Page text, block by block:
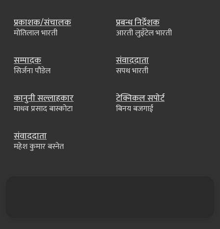
प्रकाशक/संचालक
मोतिलाल भारती
प्रबन्ध निर्देशक
आरती लुइँटेल भारती
सम्पादक
सिर्जना पौडेल
संवाददाता
सपथ भारती
कानुनी सल्लाहकार
माधव प्रसाद बास्कोटा
टेक्निकल सपोर्ट
बिनय बजगाईं
संवाददाता
महेश कुमार बस्नेत